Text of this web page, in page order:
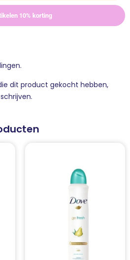
10% korting
dit product gekocht hebben,